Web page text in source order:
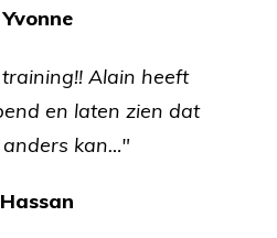
Yvonne
Alain heeft
en laten zien dat
anders kan…"